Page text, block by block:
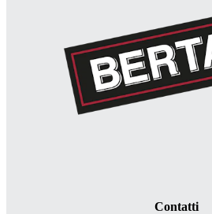
Contatti